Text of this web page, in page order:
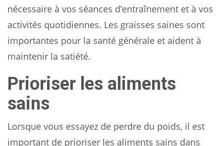
nécessaire à vos séances d’entraînement et à vos
activités quotidiennes. Les graisses saines sont
importantes pour la santé générale et aident à
maintenir la satiété.
Prioriser les aliments
sains
Lorsque vous essayez de perdre du poids, il est
important de prioriser les aliments sains dans